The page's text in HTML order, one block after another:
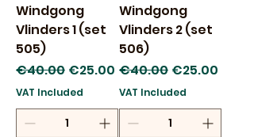
Windgong
Vlinders 1 (set
505)
Regular Price
€40.00 Sale Price
€25.00
VAT Included
Windgong
Vlinders 2 (set
506)
Regular Price
€40.00 Sale Price
€25.00
VAT Included